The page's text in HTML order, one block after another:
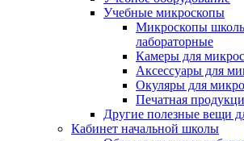
Учебные микроскопы
Микроскопы
лабораторные
Камеры для
Аксессуары для
Окуляры для
Печатная
Другие полезные вещи
Кабинет начальной школы